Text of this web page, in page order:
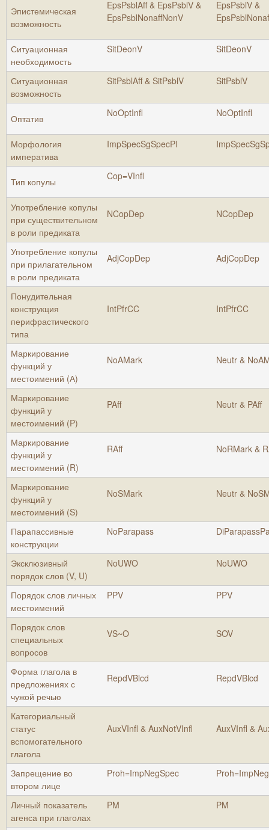
Эпистемическая
возможность
EpsPsblAff & EpsPsblV &
EpsPsblNonaffNonV
EpsPsblV &
Ситуационная
необходимость
SitDeonV SitDeonV
Ситуационная
возможность
SitPsblAff & SitPsblV SitPsblV
Оптатив NoOptInfl NoOptInfl
Морфология
императива
ImpSpecSgSpecPl
Тип копулы Cop=VInfl
Употребление копулы
при существительном
в роли предиката
NCopDep NCopDep
Употребление копулы
при прилагательном
в роли предиката
AdjCopDep AdjCopDep
Понудительная
конструкция
перифрастического
типа
IntPfrCC IntPfrCC
Маркирование
функций у
местоимений (А)
NoAMark Neutr &
Маркирование
функций у
местоимений (P)
PAff Neutr & PAff
Маркирование
функций у
местоимений (R)
RAff NoRMark &
Маркирование
функций у
местоимений (S)
NoSMark Neutr &
Парапассивные
конструкции
NoParapass
Эксклюзивный
порядок слов (V, U)
NoUWO NoUWO
Порядок слов личных
местоимений
PPV PPV
Порядок слов
специальных
вопросов
VS~O SOV
Форма глагола в
предложениях с
чужой речью
RepdVBlcd RepdVBlcd
Категориальный
статус
вспомогательного
глагола
AuxVInfl & AuxNotVInfl AuxVInfl &
Запрещение во
втором лице
Proh=ImpNegSpec
Личный показатель
агенса при глаголах
PM PM